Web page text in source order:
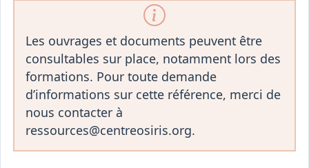
Les ouvrages et documents peuvent être
consultables sur place, notamment lors des
formations. Pour toute demande
d’informations sur cette référence, merci de
nous contacter à
ressources@centreosiris.org.